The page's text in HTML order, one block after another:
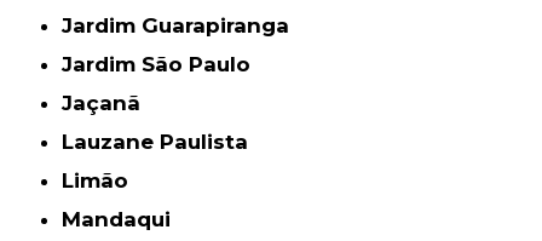
Jardim Guarapiranga
Jardim São Paulo
Jaçanã
Lauzane Paulista
Limão
Mandaqui